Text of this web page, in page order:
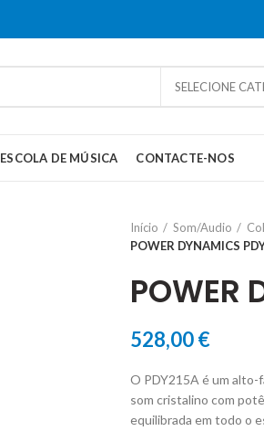
SELECIONE
ESCOLA DE MÚSICA CONTACTE-NOS
Início
Som/Audio
POWER DYNAMICS
POWER
528,00€
O PDY215A é um
som cristalino com
equilibrada em todo o